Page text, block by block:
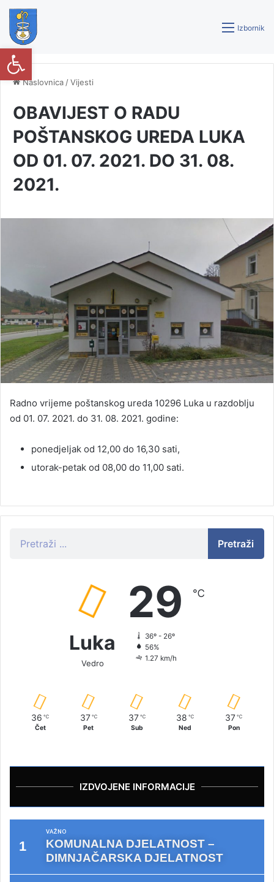
Izbornik
Naslovnica /Vijesti
OBAVIJEST O RADU
POŠTANSKOG UREDA LUKA
OD 01. 07. 2021. DO 31. 08.
2021.
Radno vrijeme poštanskog ureda 10296 Luka u razdoblju
od 01. 07. 2021. do 31. 08. 2021. godine:
ponedjeljak od 12,00 do 16,30 sati,
utorak-petak od 08,00 do 11,00 sati.
Pretraži
Luka
Vedro
29 ℃
36º - 26º
56%
1.27 km/h
36 ℃
Čet
37 ℃
Pet
37 ℃
Sub
38 ℃
Ned
37 ℃
Pon
IZDVOJENE INFORMACIJE
VAŽNO
KOMUNALNA DJELATNOST –
DIMNJAČARSKA DJELATNOST
Open toolbar